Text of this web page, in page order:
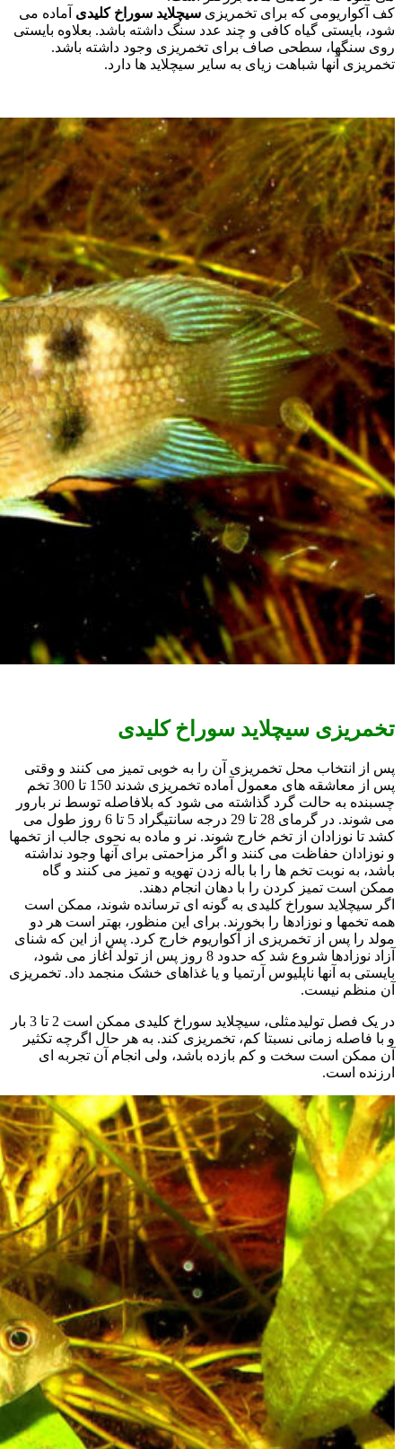
کف آکواریومی که برای تخمریزی سیچلاید سوراخ کلیدی آماده می
شود، بایستی گیاه کافی و چند عدد سنگ داشته باشد. بعلاوه بایستی
روی سنگها، سطحی صاف برای تخمریزی وجود داشته باشد.
تخمریزی آنها شباهت زیای به سایر سیچلاید ها دارد.
تخمریزی سیچلاید سوراخ کلیدی
پس از انتخاب محل تخمریزی آن را به خوبی تمیز می کنند و وقتی
پس از معاشقه های معمول آماده تخمریزی شدند 150 تا 300 تخم
چسبنده به حالت گرد گذاشته می شود که بلافاصله توسط نر بارور
می شوند. در گرمای 28 تا 29 درجه سانتیگراد 5 تا 6 روز طول می
کشد تا نوزادان از تخم خارج شوند. نر و ماده به نحوی جالب از تخمها
و نوزادان حفاظت می کنند و اگر مزاحمتی برای آنها وجود نداشته
باشد، به نوبت تخم ها را با باله زدن تهویه و تمیز می کنند و گاه
ممکن است تمیز کردن را با دهان انجام دهند.
اگر سیچلاید سوراخ کلیدی به گونه ای ترسانده شوند، ممکن است
همه تخمها و نوزادها را بخورند. برای این منظور، بهتر است هر دو
مولد را پس از تخمریزی از آکواریوم خارج کرد. پس از این که شنای
آزاد نوزادها شروع شد که حدود 8 روز پس از تولد آغاز می شود،
بایستی به آنها ناپلیوس آرتمیا و یا غذاهای خشک منجمد داد. تخمریزی
آن منظم نیست.
در یک فصل تولیدمثلی، سیچلاید سوراخ کلیدی ممکن است 2 تا 3 بار
و با فاصله زمانی نسبتا کم، تخمریزی کند. به هر حال اگرچه تکثیر
آن ممکن است سخت و کم بازده باشد، ولی انجام آن تجربه ای
ارزنده است.